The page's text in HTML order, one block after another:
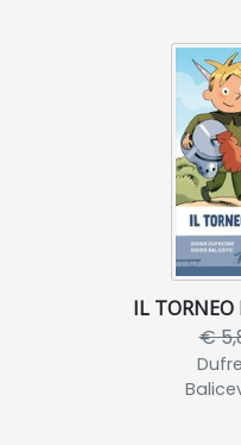
IL
€